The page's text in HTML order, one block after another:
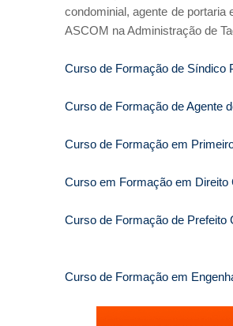
condominial, agente de
ASCOM na Administração de
Curso de Formação de Síndico
Curso de Formação de Agente
Curso de Formação em
Curso em Formação em Direito
Curso de Formação de Prefeito
Curso de Formação em